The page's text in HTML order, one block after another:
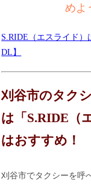
めよ
S.RIDE（エスライド
DL】
刈谷市のタク
は「S.RIDE（
はおすすめ！
刈谷市でタクシーを呼